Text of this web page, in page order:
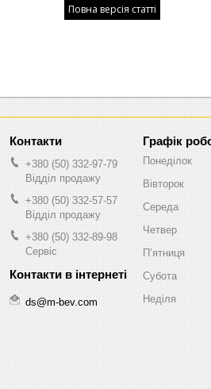
Повна версія статті
+380 (50) 332-97-79
Відділ продажу
+380 (50) 332-57-57
Відділ продажу
+380 (50) 332-89-98
Сервіс
ds@m-bev.com
Графік
Понеділок
Вівторок
Середа
Четвер
Пʼятниця
Субота
Неділя